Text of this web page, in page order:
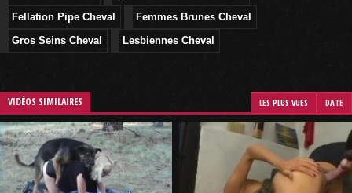
Fellation Pipe Cheval
Femmes Brunes Cheval
Gros Seins Cheval
Lesbiennes Cheval
VIDÉOS SIMILAIRES LES PLUS VUES DATE